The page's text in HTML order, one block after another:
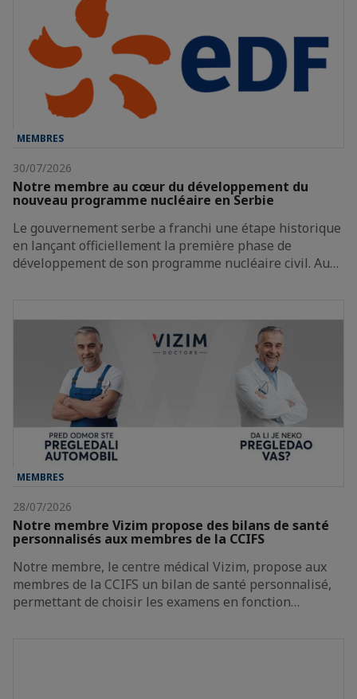
MEMBRES
30/07/2026
Notre membre au cœur du développement du
nouveau programme nucléaire en Serbie
Le gouvernement serbe a franchi une étape historique
en lançant officiellement la première phase de
développement de son programme nucléaire civil. Au…
MEMBRES
28/07/2026
Notre membre Vizim propose des bilans de santé
personnalisés aux membres de la CCIFS
Notre membre, le centre médical Vizim, propose aux
membres de la CCIFS un bilan de santé personnalisé,
permettant de choisir les examens en fonction…